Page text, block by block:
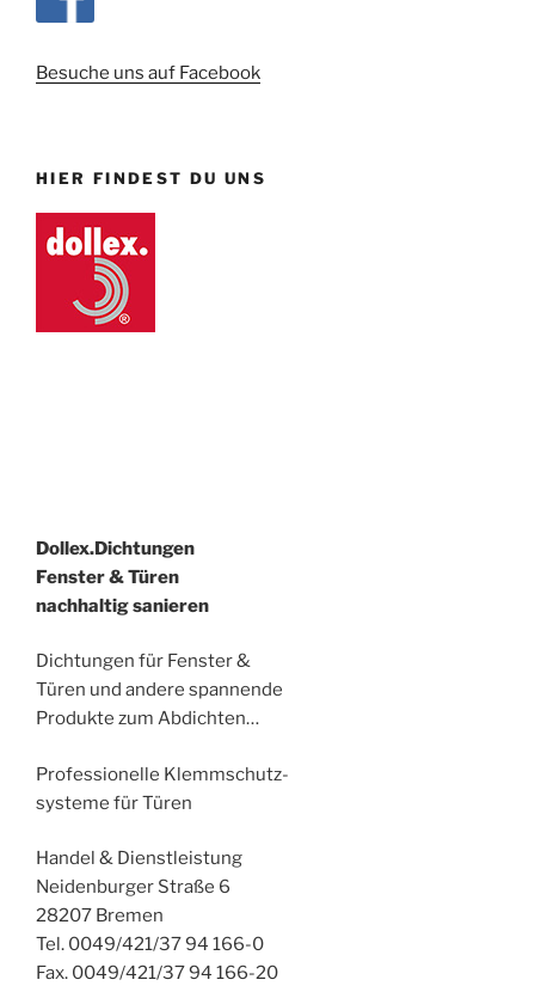
Besuche uns auf Facebook
HIER FINDEST DU UNS
Dollex.Dichtungen
Fenster & Türen
nachhaltig sanieren
Dichtungen für Fenster &
Türen und andere spannende
Produkte zum Abdichten…
Professionelle Klemmschutz-
systeme für Türen
Handel & Dienstleistung
Neidenburger Straße 6
28207 Bremen
Tel. 0049/421/37 94 166-0
Fax. 0049/421/37 94 166-20